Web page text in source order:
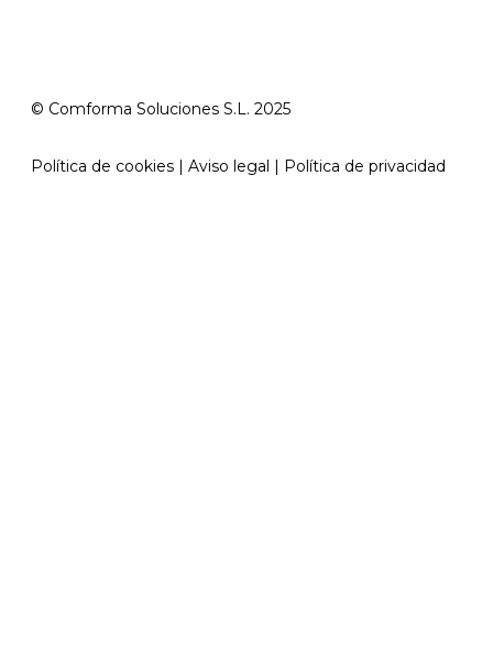
© Comforma Soluciones S.L. 2025
Política de cookies | Aviso legal | Política de privacidad